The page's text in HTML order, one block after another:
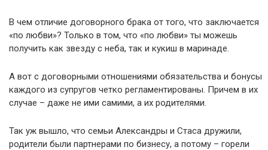
В чем отличие договорного брака от того, что заключается
«по любви»? Только в том, что «по любви» ты можешь
получить как звезду с неба, так и кукиш в маринаде.
А вот с договорными отношениями обязательства и бонусы
каждого из супругов четко регламентированы. Причем в их
случае – даже не ими самими, а их родителями.
Так уж вышло, что семьи Александры и Стаса дружили,
родители были партнерами по бизнесу, а потому – горели